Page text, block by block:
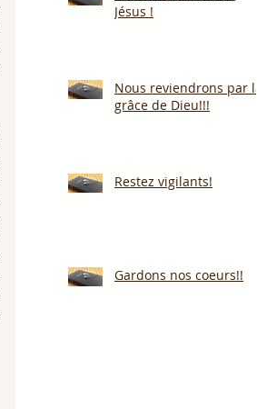
Jésus !
Nous reviendrons par la
grâce de Dieu!!!
Restez vigilants!
Gardons nos coeurs!!